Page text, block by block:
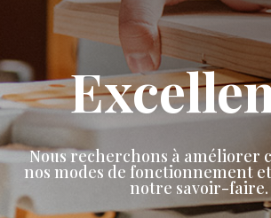
Nous recherchons à améliorer
nos modes de fonctionnement
notre savoir-faire.